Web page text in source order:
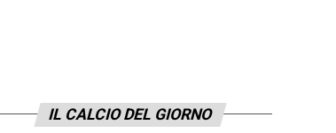
IL CALCIO DEL GIORNO